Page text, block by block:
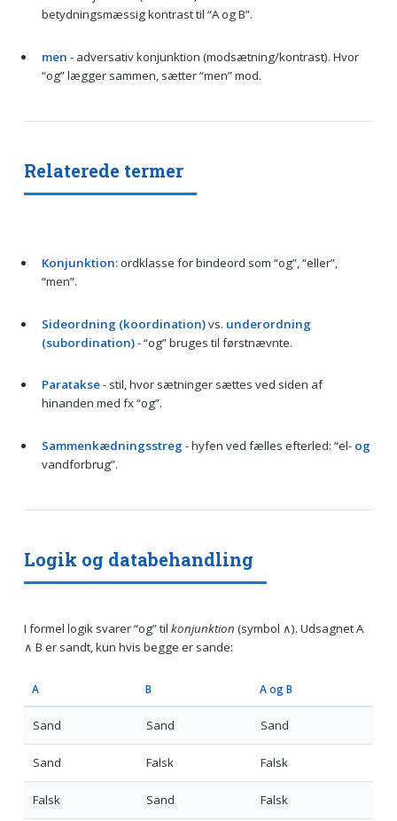
betydningsmæssig kontrast til “A og B”.
men - adversativ konjunktion (modsætning/kontrast). Hvor
“og” lægger sammen, sætter “men” mod.
Relaterede termer
Konjunktion:ordklasse for bindeord som “og”, “eller”,
“men”.
Sideordning (koordination)vs. underordning
(subordination)- “og” bruges til førstnævnte.
Paratakse- stil, hvor sætninger sættes ved siden af
hinanden med fx “og”.
Sammenkædningsstreg - hyfen ved fælles efterled: “el- og
vandforbrug”.
Logik og databehandling
I formel logik svarer “og” til konjunktion (symbol ∧). Udsagnet A
∧ B er sandt, kun hvis begge er sande:
A B A og B
Sand Sand Sand
Sand Falsk Falsk
Falsk Sand Falsk